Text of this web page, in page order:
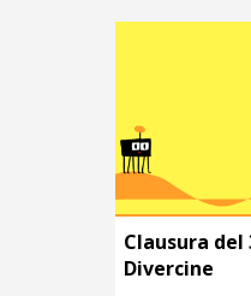
Clausura del
Divercine